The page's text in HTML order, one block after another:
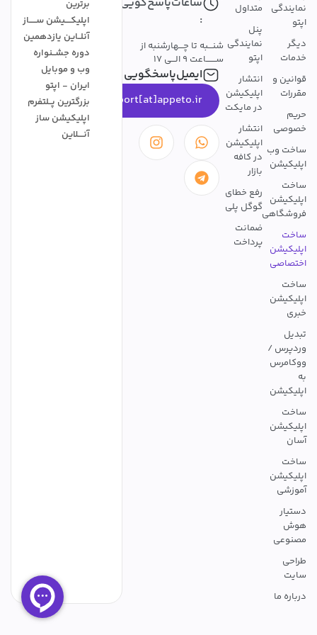
نمایندگی
اپتو
دیگر
خدمات
قوانین و
مقررات
حریم
خصوصی
ساخت وب
اپلیکیشن
ساخت
اپلیکیشن
فروشگاهی
ساخت
اپلیکیشن
اختصاصی
ساخت
اپلیکیشن
خبری
تبدیل
وردپرس /
ووکامرس
به
اپلیکیشن
ساخت
اپلیکیشن
آسان
ساخت
اپلیکیشن
آموزشی
دستیار
هوش
مصنوعی
طراحی
سایت
درباره ما
متداول
پنل
نمایندگی
اپتو
انتشار
اپلیکیشن
در مایکت
انتشار
اپلیکیشن
در کافه
بازار
رفع خطای
گوگل پلی
ضمانت
پرداخت
:
شنـــبه تا چـــهارشنبه از
ســـــــاعت 9 الـــی 17
ایمیل‌پاسخگویی
support[at]appeto.ir
برترین
اپلیکــــیشن ســـــاز
آنلــاین یازدهمین
دوره جشــنواره
وب و موبایل
ایران - اپتو
بزرگترین پــلتفرم
اپلیکیشن ساز
آنــــلاین